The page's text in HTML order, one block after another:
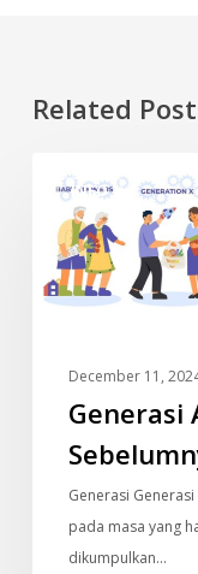
Related
INFO
Alpha
dan
Generasi
Sebelumnya
December 11,
Generasi
Generasi
pada masa yang
dikumpulkan…